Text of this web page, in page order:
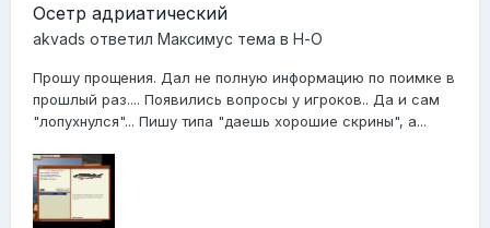
Осетр адриатический
akvads ответил Максимус тема в Н-О
Прошу прощения. Дал не полную информацию по поимке в
прошлый раз.... Появились вопросы у игроков.. Да и сам
"лопухнулся"... Пишу типа "даешь хорошие скрины", а...